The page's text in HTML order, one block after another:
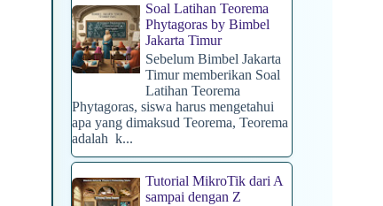
Soal Latihan Teorema
Phytagoras by Bimbel
Jakarta Timur
Sebelum Bimbel Jakarta
Timur memberikan Soal
Latihan Teorema
Phytagoras, siswa harus mengetahui
apa yang dimaksud Teorema, Teorema
adalah k...
Tutorial MikroTik dari A
sampai dengan Z